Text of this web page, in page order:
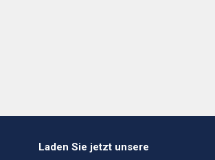
Laden Sie jetzt unsere